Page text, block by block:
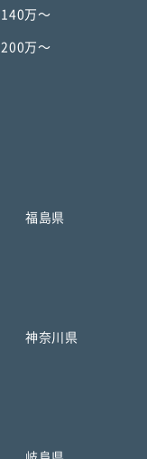
140万〜
200万〜
福島県
神奈川県